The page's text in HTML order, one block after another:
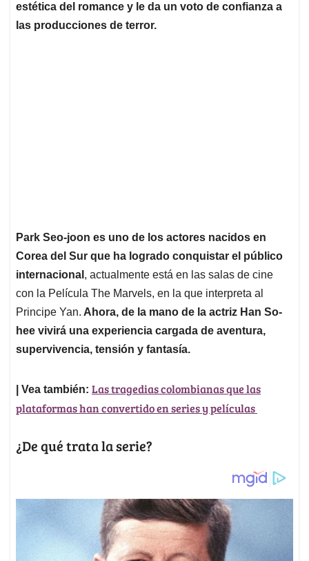
estética del romance y le da un voto de confianza a
las producciones de terror.
Park Seo-joon es uno de los actores nacidos en
Corea del Sur que ha logrado conquistar el público
internacional , actualmente está en las salas de cine
con la Película The Marvels, en la que interpreta al
Principe Yan. Ahora, de la mano de la actriz Han So-
hee vivirá una experiencia cargada de aventura,
supervivencia, tensión y fantasía.
| Vea también: Las tragedias colombianas que las
plataformas han convertido en series y películas
¿De qué trata la serie?